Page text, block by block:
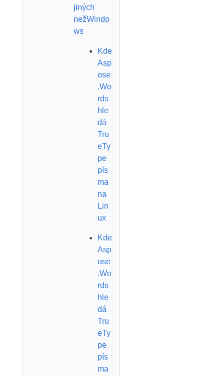
jiných
nežWindo
ws
Kde
Asp
ose
.Wo
rds
hle
dá
Tru
eTy
pe
pís
ma
na
Lin
ux
Kde
Asp
ose
.Wo
rds
hle
dá
Tru
eTy
pe
pís
ma